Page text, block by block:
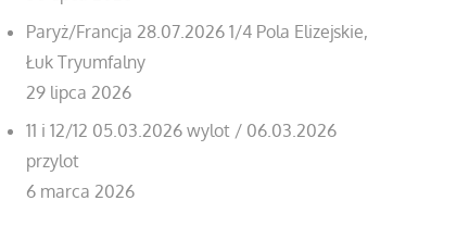
Paryż/Francja 28.07.2026 1/4 Pola Elizejskie,
Łuk Tryumfalny
29 lipca 2026
11 i 12/12 05.03.2026 wylot / 06.03.2026
przylot
6 marca 2026